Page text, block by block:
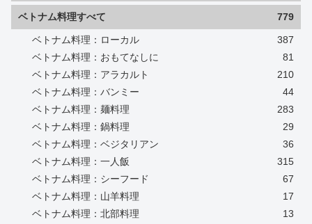
ベトナム料理すべて 779
ベトナム料理：ローカル
387
ベトナム料理：おもてなしに
81
ベトナム料理：アラカルト
210
ベトナム料理：バンミー
44
ベトナム料理：麺料理
283
ベトナム料理：鍋料理
29
ベトナム料理：ベジタリアン
36
ベトナム料理：一人飯
315
ベトナム料理：シーフード
67
ベトナム料理：山羊料理
17
ベトナム料理：北部料理
13